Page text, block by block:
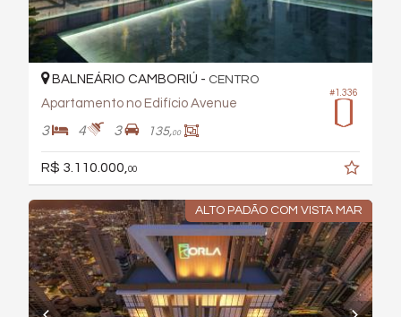
#1.336
BALNEÁRIO CAMBORIÚ - CENTRO
Apartamento no Edifício Avenue
3 4 3 135,00
R$ 3.110.000,00
ALTO PADÃO COM VISTA MAR